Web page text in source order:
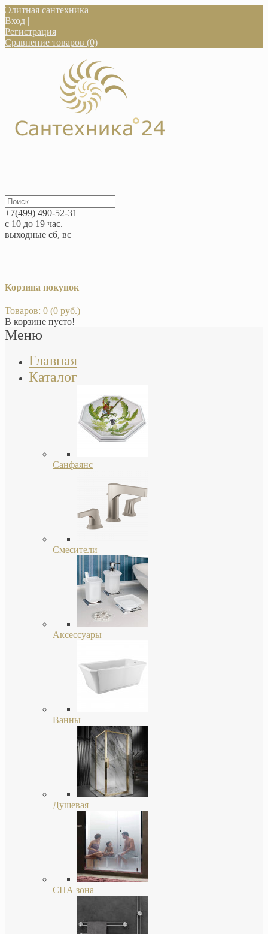
Элитная сантехника
Вход |
Регистрация
Сравнение товаров (0)
+7(499) 490-52-31
с 10 до 19 час.
выходные сб, вс
Корзина покупок
Товаров: 0 (0 руб.)
В корзине пусто!
Меню
Главная
Каталог
Санфаянс
Смесители
Аксессуары
Ванны
Душевая
СПА зона